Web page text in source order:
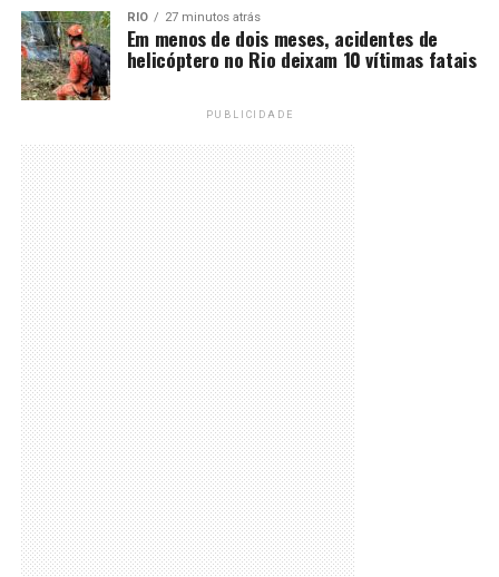
RIO 27 minutos atrás
Em menos de dois meses, acidentes de
helicóptero no Rio deixam 10 vítimas fatais
PUBLICIDADE